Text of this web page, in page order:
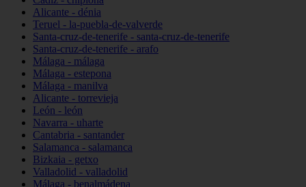
Alicante - dénia
Teruel - la-puebla-de-valverde
Santa-cruz-de-tenerife - santa-cruz-de-tenerife
Santa-cruz-de-tenerife - arafo
Málaga - málaga
Málaga - estepona
Málaga - manilva
Alicante - torrevieja
León - león
Navarra - uharte
Cantabria - santander
Salamanca - salamanca
Bizkaia - getxo
Valladolid - valladolid
Málaga - benalmádena